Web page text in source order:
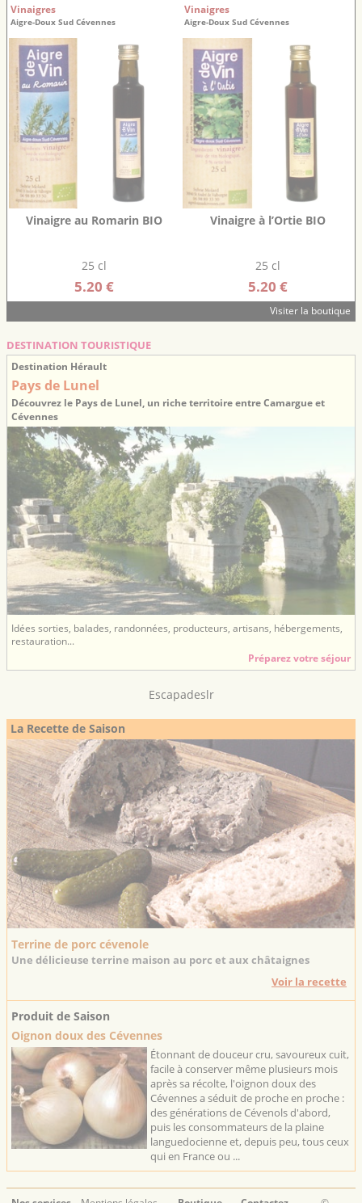
Vinaigres
Aigre-Doux Sud Cévennes
Vinaigre au Romarin BIO
25 cl
5.20 €
Vinaigres
Aigre-Doux Sud Cévennes
Vinaigre à l’Ortie BIO
25 cl
5.20 €
Visiter la boutique
DESTINATION TOURISTIQUE
Destination Hérault
Pays de Lunel
Découvrez le Pays de Lunel, un riche territoire entre Camargue et
Cévennes
Idées sorties, balades, randonnées, producteurs, artisans, hébergements,
restauration...
Préparez votre séjour
Escapadeslr
La Recette de Saison
Terrine de porc cévenole
Une délicieuse terrine maison au porc et aux châtaignes
Voir la recette
Produit de Saison
Oignon doux des Cévennes
Étonnant de douceur cru, savoureux cuit,
facile à conserver même plusieurs mois
après sa récolte, l'oignon doux des
Cévennes a séduit de proche en proche :
des générations de Cévenols d'abord,
puis les consommateurs de la plaine
languedocienne et, depuis peu, tous ceux
qui en France ou ...